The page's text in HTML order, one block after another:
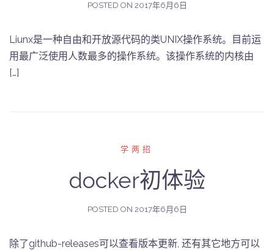
POSTED ON 2017年6月6日
Liunx是一种自由和开放源代码的类UNIX操作系统。目前运
用最广泛使用人数最多的操作系统。该操作系统的内核由
[…]
学两招
docker初体验
POSTED ON 2017年6月6日
除了github-releases可以查看版本更新, 还有其它地方可以